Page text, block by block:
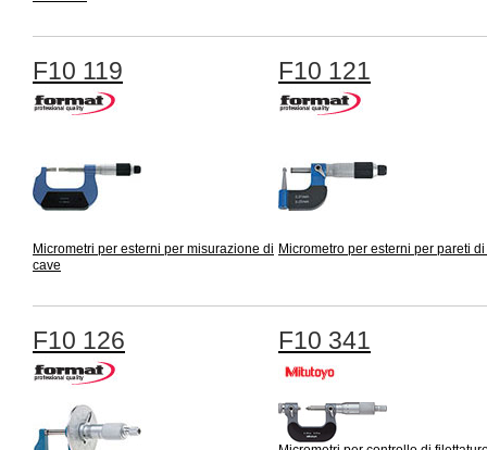
F10 119
Micrometri per esterni per misurazione di
cave
F10 121
Micrometro per esterni per pareti
F10 126 F10 341